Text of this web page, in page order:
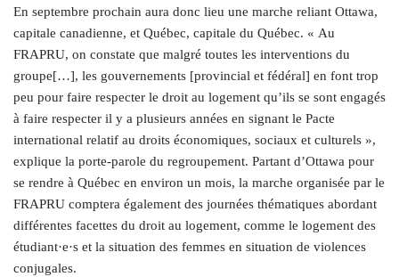
En septembre prochain aura donc lieu une marche reliant Ottawa,
capitale canadienne, et Québec, capitale du Québec. « Au
FRAPRU, on constate que malgré toutes les interventions du
groupe[…], les gouvernements [provincial et fédéral] en font trop
peu pour faire respecter le droit au logement qu’ils se sont engagés
à faire respecter il y a plusieurs années en signant le Pacte
international relatif au droits économiques, sociaux et culturels »,
explique la porte-parole du regroupement. Partant d’Ottawa pour
se rendre à Québec en environ un mois, la marche organisée par le
FRAPRU comptera également des journées thématiques abordant
différentes facettes du droit au logement, comme le logement des
étudiant·e·s et la situation des femmes en situation de violences
conjugales.